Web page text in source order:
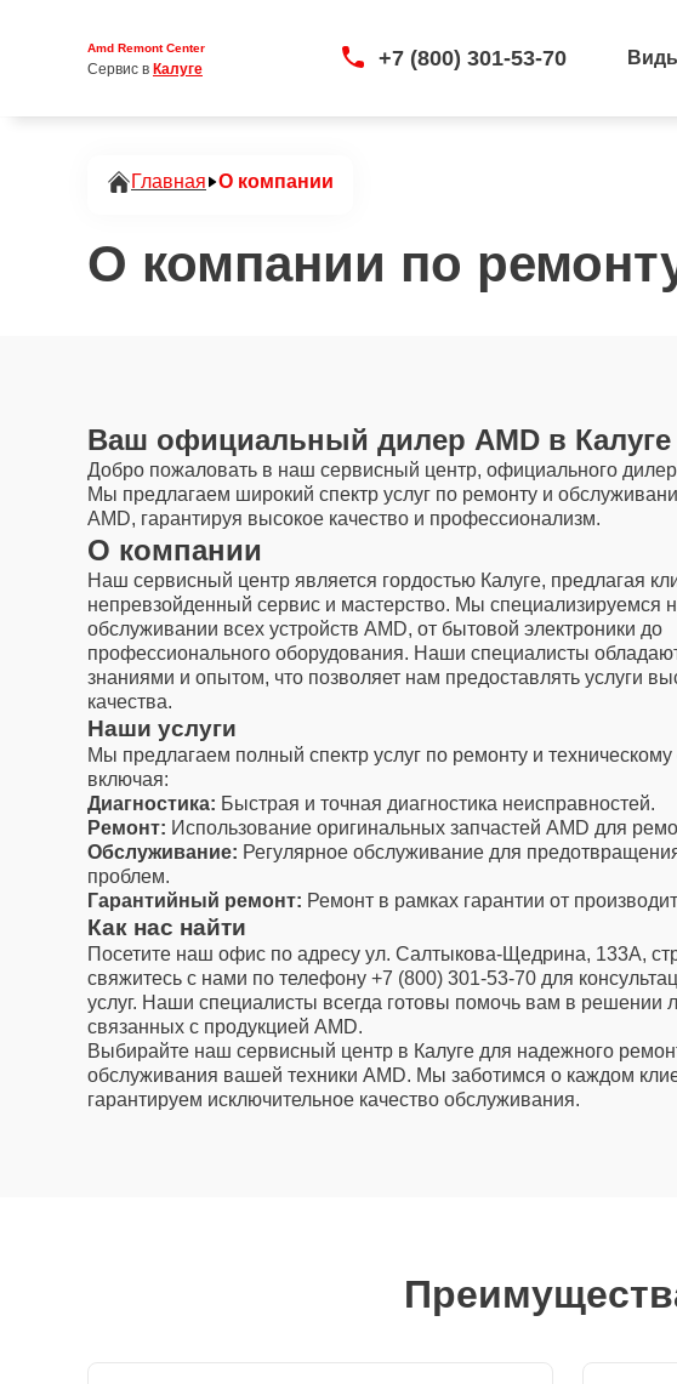
Amd Remont Center
Сервис в Калуге +7 (800) 301-53-70
Главная О компании
О компании по
Ваш официальный дилер AMD в Калуге
Добро пожаловать в наш сервисный центр, официального
Мы предлагаем широкий спектр услуг по ремонту и
AMD, гарантируя высокое качество и профессионализм.
О компании
Наш сервисный центр является гордостью Калуге, предлагая
непревзойденный сервис и мастерство. Мы специализируемся
обслуживании всех устройств AMD, от бытовой электроники до
профессионального оборудования. Наши специалисты
знаниями и опытом, что позволяет нам предоставлять услуги
качества.
Наши услуги
Мы предлагаем полный спектр услуг по ремонту и
включая:
Диагностика: Быстрая и точная диагностика неисправностей.
Ремонт: Использование оригинальных запчастей AMD для
Обслуживание: Регулярное обслуживание для
проблем.
Гарантийный ремонт: Ремонт в рамках гарантии от
Как нас найти
Посетите наш офис по адресу ул. Салтыкова-Щедрина, 133А,
свяжитесь с нами по телефону +7 (800) 301-53-70 для
услуг. Наши специалисты всегда готовы помочь вам в решении
связанных с продукцией AMD.
Выбирайте наш сервисный центр в Калуге для надежного
обслуживания вашей техники AMD. Мы заботимся о каждом
гарантируем исключительное качество обслуживания.